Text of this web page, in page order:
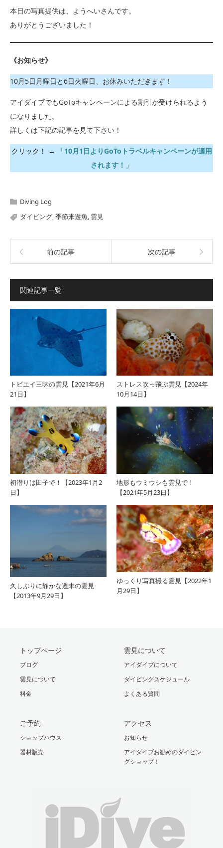
本日の写真提供は、ようへいさんです。
ありがとうございました！
《お知らせ》
10月5日月曜日と6日火曜日、お休みいただきます！
アイダイブでもGoToキャンペーンによる割引が受けられるよう
になりました。
詳しくは下記の記事を見て下さい！
クリック！ →
「10月1日よりGoToトラベルキャンペーンが適用
されます！ 」
Diving Log
ダイビング,季節来遊魚, 雲見
前の記事 次の記事
関連記事一覧
トビエイ三昧の雲見【2021年6月
21日】
ストレス吹っ飛ぶ雲見【2024年
10月14日】
初潜りは田子で！【2023年1月2
日】
地形もウミウシも雲見で！
【2021年5月23日】
久しぶりに静かな週末の雲見
【2013年9月29日】
ゆっくり写真撮る雲見【2022年1
月29日】
トップページ
ブログ
雲見について
料金
雲見について
アイダイブについて
ダイビングスケジュール
よくある質問
ご予約
ショップハウス
器材販売
アクセス
お知らせ
アイダイブお勧めのダイビン
グショップ！